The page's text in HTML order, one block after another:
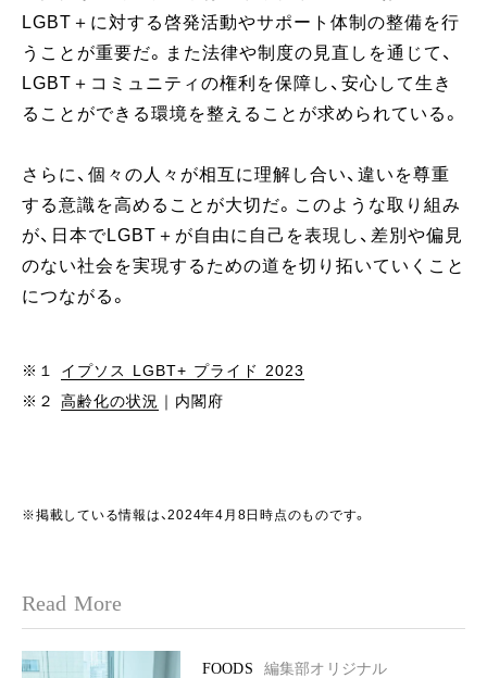
LGBT＋に対する啓発活動やサポート体制の整備を行
うことが重要だ。また法律や制度の見直しを通じて、
LGBT＋コミュニティの権利を保障し、安心して生き
ることができる環境を整えることが求められている。
さらに、個々の人々が相互に理解し合い、違いを尊重
する意識を高めることが大切だ。このような取り組み
が、日本でLGBT＋が自由に自己を表現し、差別や偏見
のない社会を実現するための道を切り拓いていくこと
につながる。
※１ イプソス LGBT+ プライド 2023
※２ 高齢化の状況 ｜内閣府
※掲載している情報は、2024年4月8日時点のものです。
Read More
FOODS
編集部オリジナル